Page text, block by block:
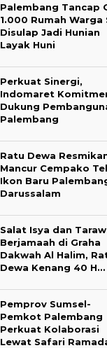
Palembang Tancap
1.000 Rumah Warga
Disulap Jadi Hunian
Layak Huni
Perkuat Sinergi,
Indomaret
Dukung
Palembang
Ratu Dewa
Mancur Cempako
Ikon Baru
Darussalam
Salat Isya dan
Berjamaah di Graha
Dakwah Al Halim,
Dewa Kenang 40 H…
Pemprov Sumsel-
Pemkot Palembang
Perkuat Kolaborasi
Lewat Safari